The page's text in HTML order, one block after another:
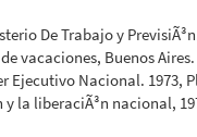
De Trabajo y
vacaciones, Buenos Aires.
Ejecutivo Nacional. 1973,
y la liberaciÃ³n nacional,